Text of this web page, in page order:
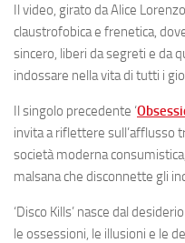
Il video, girato da Alice
claustrofobica e frenetica,
sincero, liberi da segreti e da
indossare nella vita di tutti i
Il singolo precedente ‘
invita a riflettere sull’afflusso
società moderna
malsana che disconnette gli
‘Disco Kills’ nasce dal
le ossessioni, le illusioni e le